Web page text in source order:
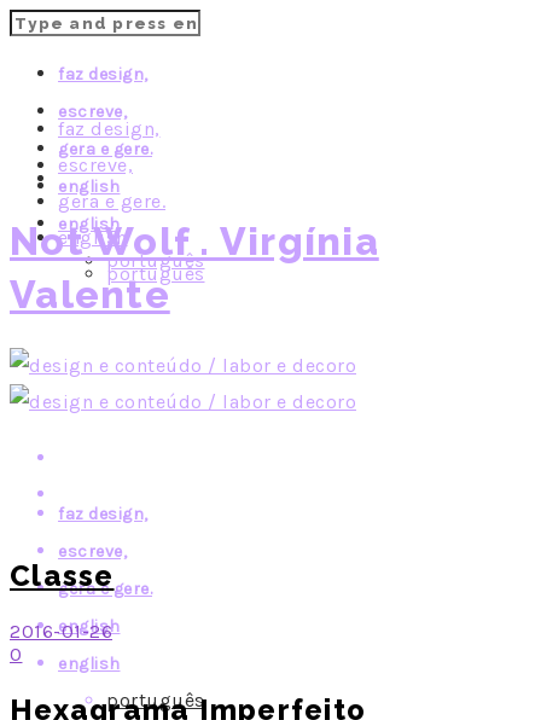
faz design,
escreve,
gera e gere.
english
english
português
faz design,
escreve,
gera e gere.
english
português
Not Wolf . Virgínia
Valente
faz design,
escreve,
gera e gere.
english
english
português
Classe
2016-01-26
0
Hexagrama Imperfeito